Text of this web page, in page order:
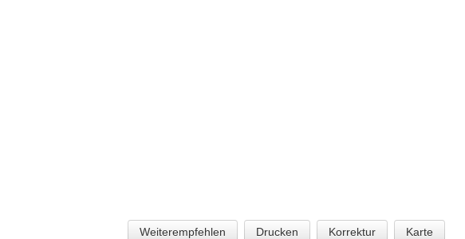
Weiterempfehlen Drucken Korrektur Karte